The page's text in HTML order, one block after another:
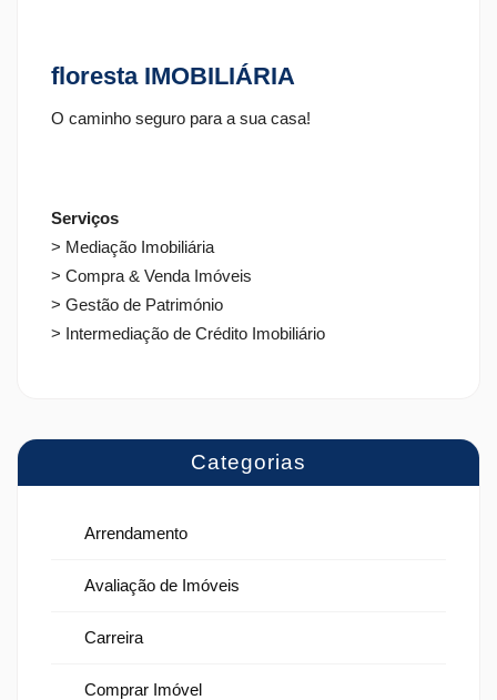
floresta IMOBILIÁRIA
O caminho seguro para a sua casa!
Serviços
> Mediação Imobiliária
> Compra & Venda Imóveis
> Gestão de Património
> Intermediação de Crédito Imobiliário
Categorias
Arrendamento
Avaliação de Imóveis
Carreira
Comprar Imóvel